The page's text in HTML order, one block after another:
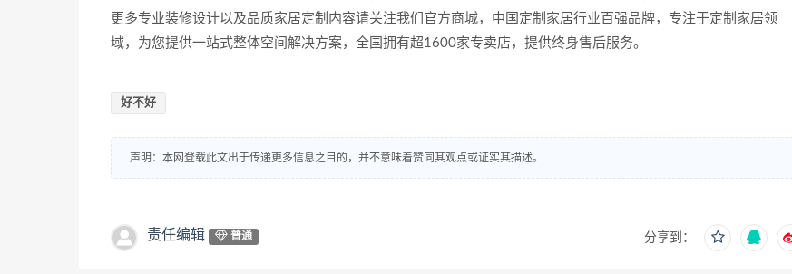
更多专业装修设计以及品质家居定制内容请关注我们官方商城，中国定制家居行业百强品牌，专注于定制家居领
域，为您提供一站式整体空间解决方案，全国拥有超1600家专卖店，提供终身售后服务。
好不好
声明：本网登载此文出于传递更多信息之目的，并不意味着赞同其观点或证实其描述。
责任编辑 普通 分享到：